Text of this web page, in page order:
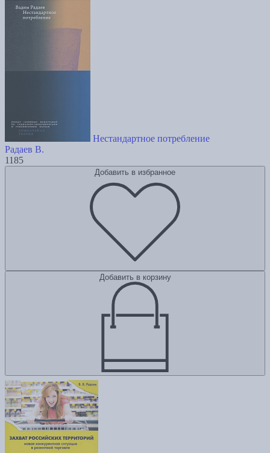
Нестандартное потребление
Радаев В.
1185
Добавить в избранное
Добавить в корзину